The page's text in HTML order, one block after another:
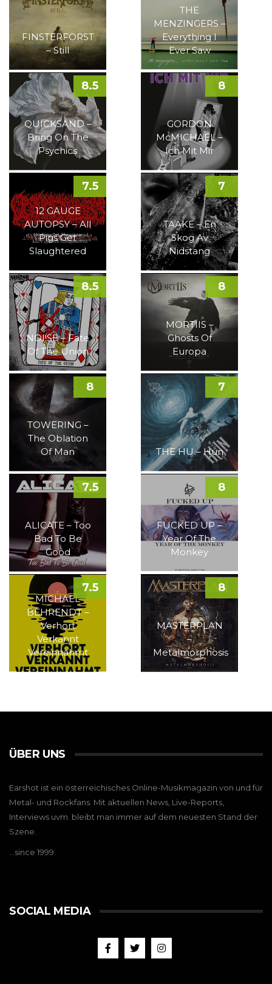
FINSTERFORST
– Still
THE
MENZINGERS –
Everything I
Ever Saw
QUICKSAND –
Bring On The
Psychics
8.5
GORDON
McMICHAEL –
Ich Mit Mir
8
12 GAUGE
AUTOPSY – All
Pigs Get
Slaughtered
7.5
TAAKE – En
Skog Av
Nidstang
7
NOI!SE – Fate
Of The Union
8.5
MORTIIS –
Ghosts Of
Europa
8
TOWERING –
The Oblation
Of Man
8
THE HU – Hun
7
ALICATE – Too
Bad To Be
Good
7.5
FUCKED UP –
Year Of The
Monkey
8
MICHAEL
BEHRENDT –
Verhört
Verkannt
Vereinnahmt
7.5
MASTERPLAN
–
Metalmorphosis
8
ÜBER UNS
Earshot ist ein österreichisches Online-Musikmagazin von und für
Metal- und Rockfans. Mit aktuellen News, Live-Reports,
Interviews uvm. bleibt man immer auf dem neuesten Stand der
Szene.
…since 1999
SOCIAL MEDIA